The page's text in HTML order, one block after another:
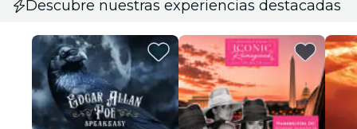
Descubre nuestras experiencias destacadas